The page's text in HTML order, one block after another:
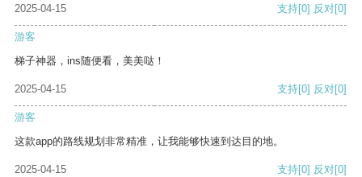
2025-04-15
支持[0] 反对[0]
游客
梯子神器，ins随便看，美美哒！
2025-04-15 支持[0] 反对[0]
游客
这款app的路线规划非常精准，让我能够快速到达目的地。
2025-04-15 支持[0] 反对[0]